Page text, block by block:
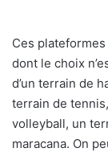
Ces
dont le choix
d’un terrain de
terrain de
volleyball, un
maracana. On